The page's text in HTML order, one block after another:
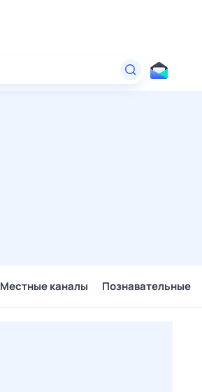
Местные каналы Познавательные